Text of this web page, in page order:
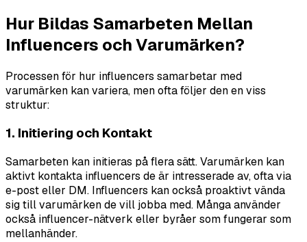
Hur Bildas Samarbeten Mellan
Influencers och Varumärken?
Processen för hur influencers samarbetar med
varumärken kan variera, men ofta följer den en viss
struktur:
1. Initiering och Kontakt
Samarbeten kan initieras på flera sätt. Varumärken kan
aktivt kontakta influencers de är intresserade av, ofta via
e-post eller DM. Influencers kan också proaktivt vända
sig till varumärken de vill jobba med. Många använder
också influencer-nätverk eller byråer som fungerar som
mellanhänder.